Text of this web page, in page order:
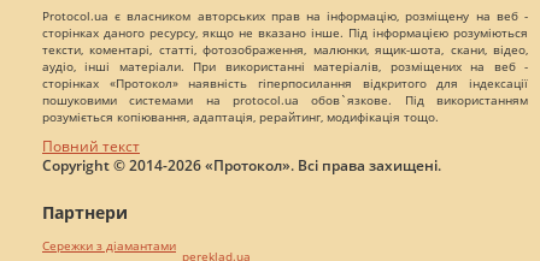
Protocol.ua є власником авторських прав на інформацію, розміщену на веб -
сторінках даного ресурсу, якщо не вказано інше. Під інформацією розуміються
тексти, коментарі, статті, фотозображення, малюнки, ящик-шота, скани, відео,
аудіо, інші матеріали. При використанні матеріалів, розміщених на веб -
сторінках «Протокол» наявність гіперпосилання відкритого для індексації
пошуковими системами на protocol.ua обов`язкове. Під використанням
розуміється копіювання, адаптація, рерайтинг, модифікація тощо.
Повний текст
Copyright © 2014-2026 «Протокол». Всі права захищені.
Партнери
Сережки з діамантами
pereklad.ua